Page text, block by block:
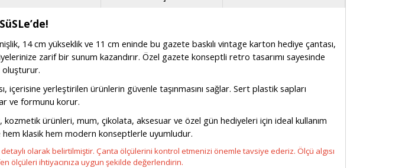
14 cm yükseklik ve 11 cm eninde bu gazete baskılı vintage karton hediye çantası,
zarif bir sunum kazandırır. Özel gazete konseptli retro tasarımı sayesinde
içerisine yerleştirilen ürünlerin güvenle taşınmasını sağlar. Sert plastik sapları
ve formunu korur.
kozmetik ürünleri, mum, çikolata, aksesuar ve özel gün hediyeleri için ideal kullanım
klasik hem modern konseptlerle uyumludur.
olarak belirtilmiştir. Çanta ölçülerini kontrol etmenizi önemle tavsiye ederiz. Ölçü algısı
ölçüleri ihtiyacınıza uygun şekilde değerlendirin.